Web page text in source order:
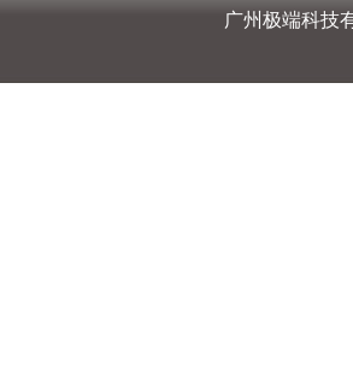
广州极端科技